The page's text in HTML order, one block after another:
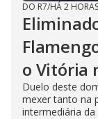
DO R7/HÁ 2 HORAS
o Vitória
Duelo deste
mexer tanto na
intermediária da